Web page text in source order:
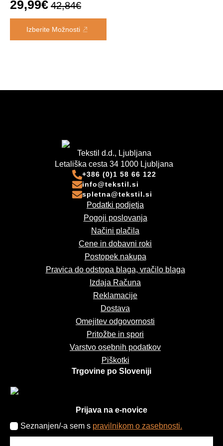
strani
42,84€
Izvirna
cena
je
29,99€
Trenutna
cena
je:
Izberite Možnosti
izdelek
lahko
Tekstil d.d., Ljubljana
Letališka cesta 34 1000 Ljubljana
+386 (0)1 58 66 122
info@tekstil.si
spletna@tekstil.si
Podatki podjetja
Pogoji poslovanja
Načini plačila
Cene in dobavni roki
Postopek nakupa
Pravica do odstopa blaga, vračilo blaga
Izdaja Računa
Reklamacije
Dostava
Omejitev odgovornosti
Pritožbe in spori
Varstvo osebnih podatkov
Piškotki
Trgovine po Sloveniji
Prijava na e-novice
Seznanjen/-a sem s pravilnikom o zasebnosti.